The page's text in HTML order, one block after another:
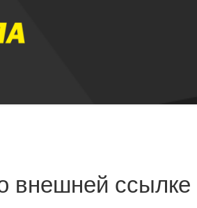
внешней ссылке